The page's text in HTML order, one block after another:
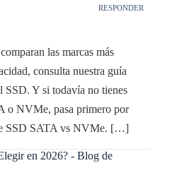
RESPONDER
las marcas más
consulta nuestra guía
Y si todavía no tienes
o NVMe, pasa primero por
SSD SATA vs NVMe. […]
en 2026? - Blog de